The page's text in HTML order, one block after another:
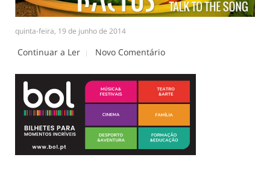
quinta-feira, 19 de junho de 2014
Continuar a Ler Novo Comentário